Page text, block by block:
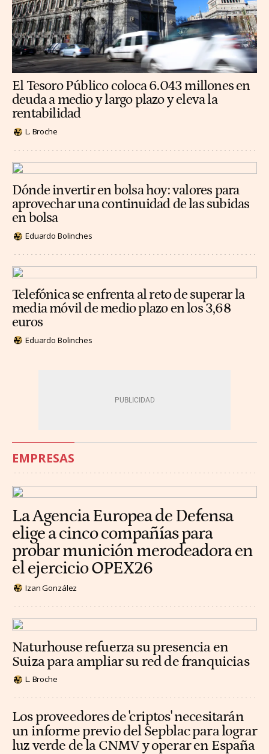
El Tesoro Público coloca 6.043 millones en
deuda a medio y largo plazo y eleva la
rentabilidad
L. Broche
Dónde invertir en bolsa hoy: valores para
aprovechar una continuidad de las subidas
en bolsa
Eduardo Bolinches
Telefónica se enfrenta al reto de superar la
media móvil de medio plazo en los 3,68
euros
Eduardo Bolinches
EMPRESAS
La Agencia Europea de Defensa
elige a cinco compañías para
probar munición merodeadora en
el ejercicio OPEX26
Izan González
Naturhouse refuerza su presencia en
Suiza para ampliar su red de franquicias
L. Broche
Los proveedores de 'criptos' necesitarán
un informe previo del Sepblac para lograr
luz verde de la CNMV y operar en España